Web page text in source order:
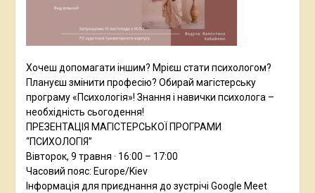
Хочеш допомагати іншим? Мрієш стати психологом?
Плануєш змінити професію? Обирай магістерську
програму «Психологія»! Знання і навички психолога –
необхідність сьогодення!
ПРЕЗЕНТАЦІЯ МАГІСТЕРСЬКОЇ ПРОГРАМИ
“ПСИХОЛОГІЯ”
Вівторок, 9 травня · 16:00 – 17:00
Часовий пояс: Europe/Kiev
Інформація для приєднання до зустрічі Google Meet